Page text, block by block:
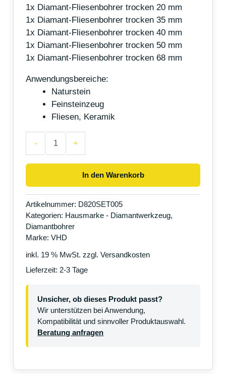
1x Diamant-Fliesenbohrer trocken 20 mm
1x Diamant-Fliesenbohrer trocken 35 mm
1x Diamant-Fliesenbohrer trocken 40 mm
1x Diamant-Fliesenbohrer trocken 50 mm
1x Diamant-Fliesenbohrer trocken 68 mm
Anwendungsbereiche:
Naturstein
Feinsteinzeug
Fliesen, Keramik
- +
In den Warenkorb
Artikelnummer: D820SET005
Kategorien: Hausmarke - Diamantwerkzeug,
Diamantbohrer
Marke:VHD
inkl. 19 % MwSt. zzgl.Versandkosten
Lieferzeit: 2-3 Tage
Unsicher, ob dieses Produkt passt?
Wir unterstützen bei Anwendung,
Kompatibilität und sinnvoller Produktauswahl.
Beratung anfragen